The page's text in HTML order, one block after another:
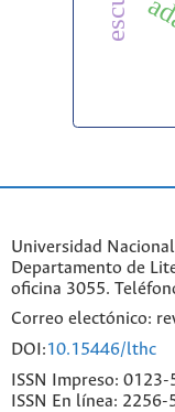
Universidad
Departamento de
oficina 3055.
Correo electónico:
DOI:10.15446/lthc
ISSN Impreso: 0123-
ISSN En línea: 2256-